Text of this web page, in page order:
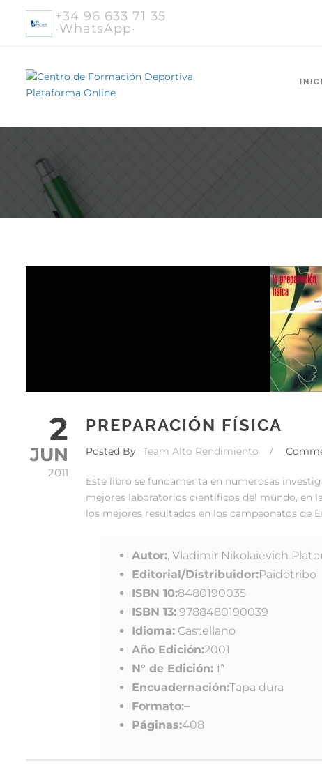
+34 96 633 71 35
·WhatsApp·
2
JUN
2011
PREPARACIÓN FÍSICA
Posted By Team Alto Rendimiento /
Este libro se fundamenta en numerosas
mejores laboratorios científicos del mundo, en
los mejores resultados en los campeonatos de
Autor:, Vladimir Nikolaievich
Editorial/Distribuidor:Paidotribo
ISBN 10:8480190035
ISBN 13:9788480190039
Idioma:Castellano
Año Edición:2001
N° de Edición:1ª
Encuadernación:Tapa dura
Formato:–
Páginas:408